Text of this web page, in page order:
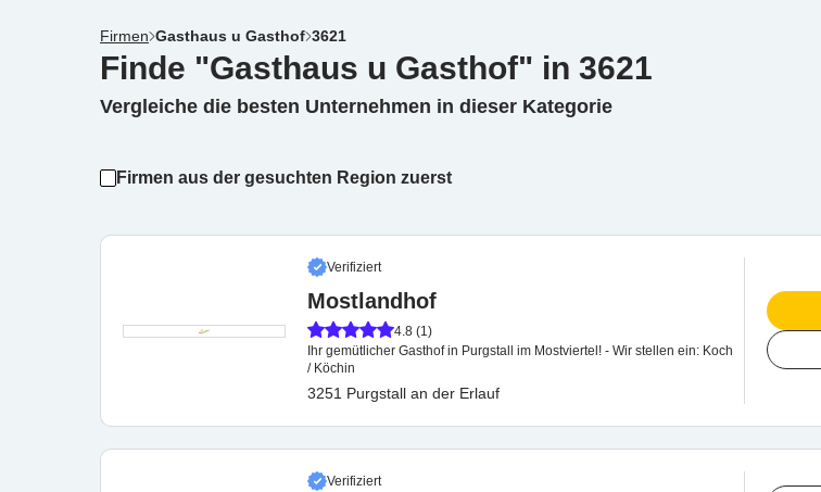
Firmen Gasthaus u Gasthof 3621
Finde "Gasthaus u Gasthof" in 3621
Vergleiche die besten Unternehmen in dieser Kategorie
Firmen aus der gesuchten Region zuerst
Verifiziert
Mostlandhof
4.8 (1)
Ihr gemütlicher Gasthof in Purgstall im Mostviertel! - Wir stellen ein: Koch
/ Köchin
3251 Purgstall an der Erlauf
Verifiziert